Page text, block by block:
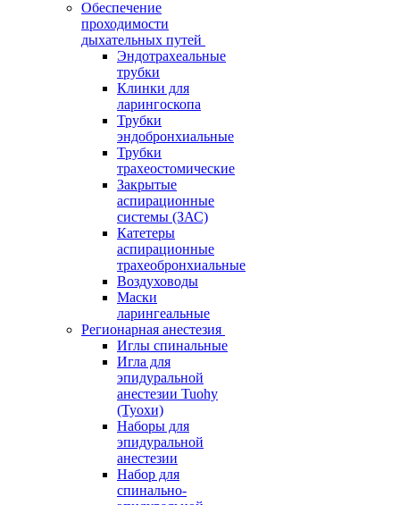
Обеспечение
проходимости
дыхательных путей
Эндотрахеальные
трубки
Клинки для
ларингоскопа
Трубки
эндобронхиальные
Трубки
трахеостомические
Закрытые
аспирационные
системы (ЗАС)
Катетеры
аспирационные
трахеобронхиальные
Воздуховоды
Маски
ларингеальные
Регионарная анестезия
Иглы спинальные
Игла для
эпидуральной
анестезии Tuohy
(Туохи)
Наборы для
эпидуральной
анестезии
Набор для
спинально-